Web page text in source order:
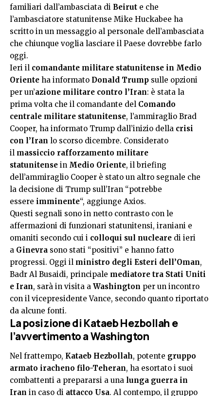
familiari dall’ambasciata di Beirut e che
l’ambasciatore statunitense Mike Huckabee ha
scritto in un messaggio al personale dell’ambasciata
che chiunque voglia lasciare il Paese dovrebbe farlo
oggi.
Ieri il comandante militare statunitense in Medio
Oriente ha informato Donald Trump sulle opzioni
per un’azione militare contro l’Iran: è stata la
prima volta che il comandante del Comando
centrale militare statunitense, l’ammiraglio Brad
Cooper, ha informato Trump dall’inizio della crisi
con l’Iran lo scorso dicembre. Considerato
il massiccio rafforzamento militare
statunitense in Medio Oriente, il briefing
dell’ammiraglio Cooper è stato un altro segnale che
la decisione di Trump sull’Iran “potrebbe
essere imminente“, aggiunge Axios.
Questi segnali sono in netto contrasto con le
affermazioni di funzionari statunitensi, iraniani e
omaniti secondo cui i colloqui sul nucleare di ieri
a Ginevra sono stati “positivi” e hanno fatto
progressi. Oggi il ministro degli Esteri dell’Oman,
Badr Al Busaidi, principale mediatore tra Stati Uniti
e Iran, sarà in visita a Washington per un incontro
con il vicepresidente Vance, secondo quanto riportato
da alcune fonti.
La posizione di Kataeb Hezbollah e
l’avvertimento a Washington
Nel frattempo, Kataeb Hezbollah, potente gruppo
armato iracheno filo-Teheran, ha esortato i suoi
combattenti a prepararsi a una lunga guerra in
Iran in caso di attacco Usa. Al contempo, il gruppo